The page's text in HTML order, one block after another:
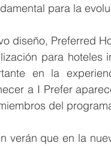
para la
diseño, Preferred
para hoteles
en la
a I Prefer
del
verán que en la